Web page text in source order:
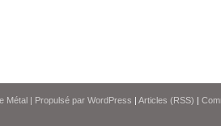
Métal | Propulsé par WordPress | Articles (RSS) |